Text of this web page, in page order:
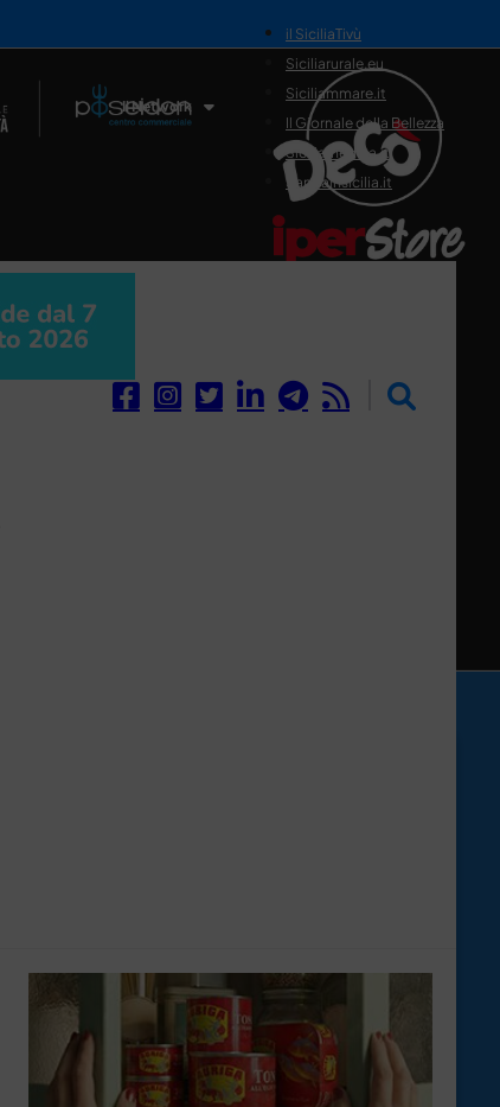
Il Network
il SiciliaTivù
Siciliarurale.eu
Siciliammare.it
Il Giornale della Bellezza
Siciliamedica.it
Sanitainsicilia.it